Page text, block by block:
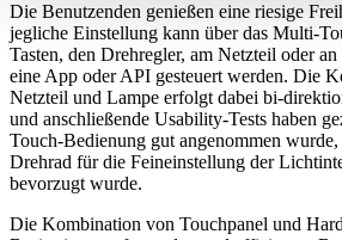
Die Benutzenden genießen eine riesige
jegliche Einstellung kann über das Multi-
Tasten, den Drehregler, am Netzteil oder
eine App oder API gesteuert werden. Die
Netzteil und Lampe erfolgt dabei bi-
und anschließende Usability-Tests haben
Touch-Bedienung gut angenommen wurde,
Drehrad für die Feineinstellung der
bevorzugt wurde.
Die Kombination von Touchpanel und